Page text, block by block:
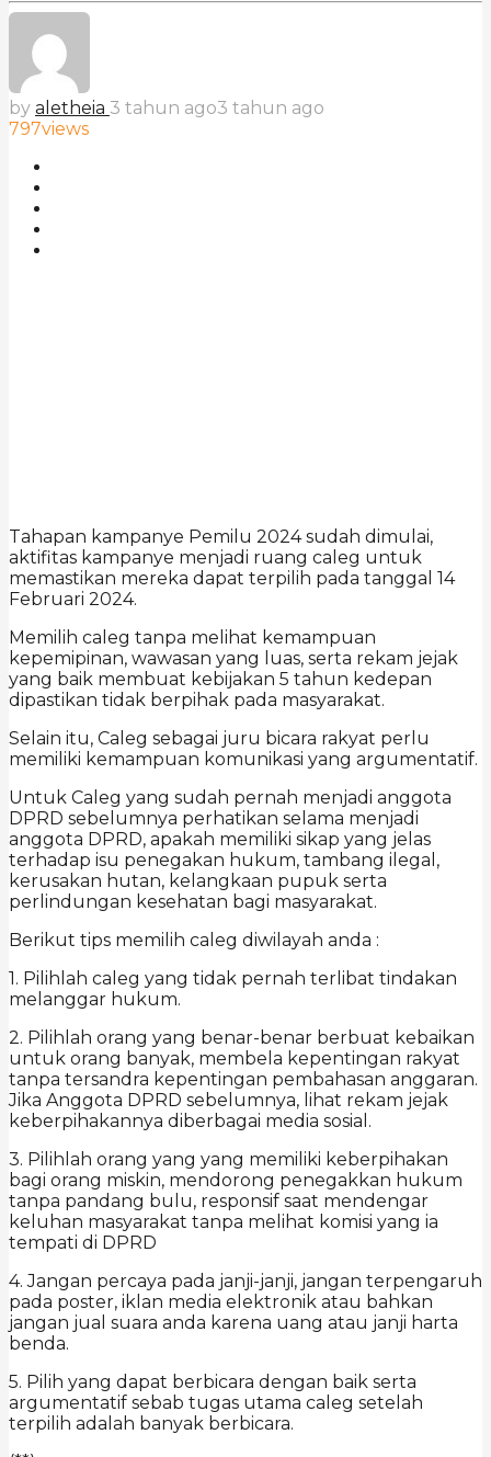
by aletheia 3 tahun ago3 tahun ago
797views
Tahapan kampanye Pemilu 2024 sudah dimulai,
aktifitas kampanye menjadi ruang caleg untuk
memastikan mereka dapat terpilih pada tanggal 14
Februari 2024.
Memilih caleg tanpa melihat kemampuan
kepemipinan, wawasan yang luas, serta rekam jejak
yang baik membuat kebijakan 5 tahun kedepan
dipastikan tidak berpihak pada masyarakat.
Selain itu, Caleg sebagai juru bicara rakyat perlu
memiliki kemampuan komunikasi yang argumentatif.
Untuk Caleg yang sudah pernah menjadi anggota
DPRD sebelumnya perhatikan selama menjadi
anggota DPRD, apakah memiliki sikap yang jelas
terhadap isu penegakan hukum, tambang ilegal,
kerusakan hutan, kelangkaan pupuk serta
perlindungan kesehatan bagi masyarakat.
Berikut tips memilih caleg diwilayah anda :
1. Pilihlah caleg yang tidak pernah terlibat tindakan
melanggar hukum.
2. Pilihlah orang yang benar-benar berbuat kebaikan
untuk orang banyak, membela kepentingan rakyat
tanpa tersandra kepentingan pembahasan anggaran.
Jika Anggota DPRD sebelumnya, lihat rekam jejak
keberpihakannya diberbagai media sosial.
3. Pilihlah orang yang yang memiliki keberpihakan
bagi orang miskin, mendorong penegakkan hukum
tanpa pandang bulu, responsif saat mendengar
keluhan masyarakat tanpa melihat komisi yang ia
tempati di DPRD
4. Jangan percaya pada janji-janji, jangan terpengaruh
pada poster, iklan media elektronik atau bahkan
jangan jual suara anda karena uang atau janji harta
benda.
5. Pilih yang dapat berbicara dengan baik serta
argumentatif sebab tugas utama caleg setelah
terpilih adalah banyak berbicara.